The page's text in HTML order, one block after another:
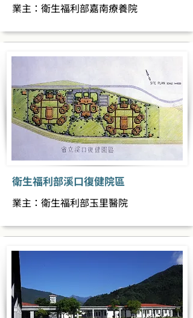
業主：衛生福利部嘉南療養院
衛生福利部溪口復健院區
業主：衛生福利部玉里醫院